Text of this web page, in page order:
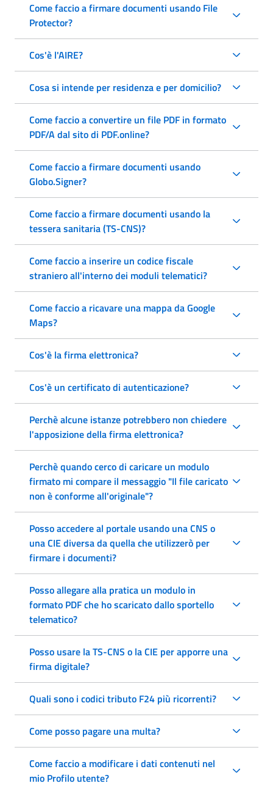
Come faccio a firmare documenti usando File
Protector?
Cos'è l'AIRE?
Cosa si intende per residenza e per domicilio?
Come faccio a convertire un file PDF in formato
PDF/A dal sito di PDF.online?
Come faccio a firmare documenti usando
Globo.Signer?
Come faccio a firmare documenti usando la
tessera sanitaria (TS-CNS)?
Come faccio a inserire un codice fiscale
straniero all'interno dei moduli telematici?
Come faccio a ricavare una mappa da Google
Maps?
Cos'è la firma elettronica?
Cos'è un certificato di autenticazione?
Perchè alcune istanze potrebbero non chiedere
l'apposizione della firma elettronica?
Perchè quando cerco di caricare un modulo
firmato mi compare il messaggio "Il file caricato
non è conforme all'originale"?
Posso accedere al portale usando una CNS o
una CIE diversa da quella che utilizzerò per
firmare i documenti?
Posso allegare alla pratica un modulo in
formato PDF che ho scaricato dallo sportello
telematico?
Posso usare la TS-CNS o la CIE per apporre una
firma digitale?
Quali sono i codici tributo F24 più ricorrenti?
Come posso pagare una multa?
Come faccio a modificare i dati contenuti nel
mio Profilo utente?